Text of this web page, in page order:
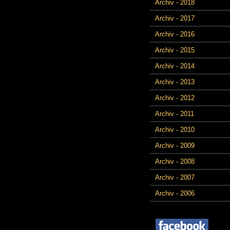
Archiv - 2018
Archiv - 2017
Archiv - 2016
Archiv - 2015
Archiv - 2014
Archiv - 2013
Archiv - 2012
Archiv - 2011
Archiv - 2010
Archiv - 2009
Archiv - 2008
Archiv - 2007
Archiv - 2006